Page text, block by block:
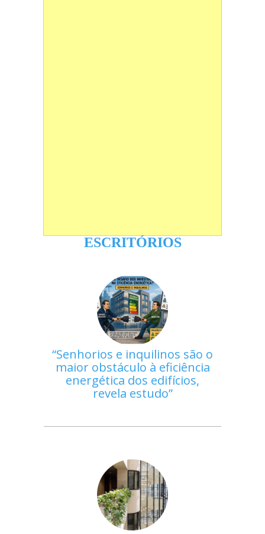
ESCRITÓRIOS
Senhorios e inquilinos são o
maior obstáculo à eficiência
energética dos edifícios,
revela estudo